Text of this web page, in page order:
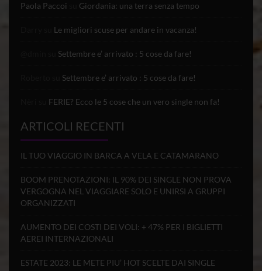
Paola Paccoi Giordania: una terra senza tempo
Le migliori scuse per andare in vacanza!
Settembre e’ arrivato : 5 cose da fare!
Settembre e’ arrivato : 5 cose da fare!
FERIE? Ecco le 5 cose che un vero single non fa!
ARTICOLI RECENTI
IL TUO VIAGGIO IN BARCA A VELA E CATAMARANO
BOOM PRENOTAZIONI: IL 90% DEI SINGLE NON PROVA
VERGOGNA NEL VIAGGIARE SOLO E UNIRSI A GRUPPI
ORGANIZZATI
AUMENTO DEI COSTI DEI VOLI: + 47% PER I BIGLIETTI
AEREI INTERNAZIONALI
ESTATE 2023: LE METE PIU’ HOT SCELTE DAI SINGLE